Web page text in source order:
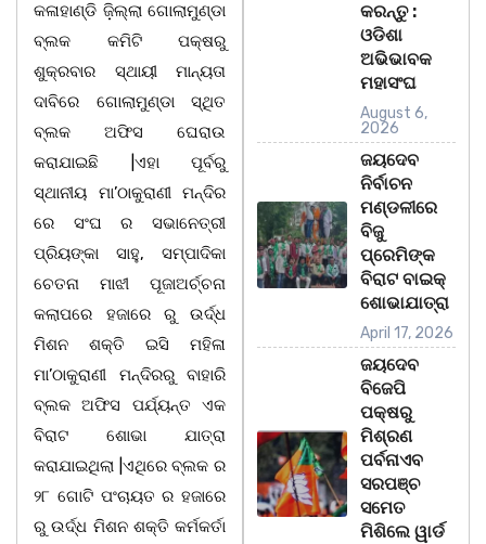
କଳାହାଣ୍ଡି ଜ଼ିଲ୍ଲା ଗୋଲାମୁଣ୍ଡା
ବ୍ଲକ କମିଟି ପକ୍ଷରୁ
ଶୁକ୍ରବାର ସ୍ଥାୟୀ ମାନ୍ୟତା
ଦାବିରେ ଗୋଲାମୁଣ୍ଡା ସ୍ଥିତ
ବ୍ଲକ ଅଫିସ ଘେରାଉ
କରାଯାଇଛି |ଏହା ପୂର୍ବରୁ
ସ୍ଥାନୀୟ ମା’ଠାକୁରାଣୀ ମନ୍ଦିର
ରେ ସଂଘ ର ସଭାନେତ୍ରୀ
ପ୍ରିୟଙ୍କା ସାହୁ, ସମ୍ପାଦିକା
ଚେତନା ମାଝୀ ପୂଜାଅର୍ଚ୍ଚନା
କଲାପରେ ହଜାରେ ରୁ ଉର୍ଦ୍ଧ
ମିଶନ ଶକ୍ତି ଇସି ମହିଳା
ମା’ଠାକୁରାଣୀ ମନ୍ଦିରରୁ ବାହାରି
ବ୍ଲକ ଅଫିସ ପର୍ଯ୍ୟନ୍ତ ଏକ
ବିରାଟ ଶୋଭା ଯାତ୍ରା
କରାଯାଇଥିଲା |ଏଥିରେ ବ୍ଲକ ର
୨୮ ଗୋଟି ପଂଚାୟତ ର ହଜାରେ
ରୁ ଉର୍ଦ୍ଧ ମିଶନ ଶକ୍ତି କର୍ମକର୍ତା
କରନ୍ତୁ :
ଓଡିଶା
ଅଭିଭାବକ
ମହାସଂଘ
August 6,
2026
ଜୟଦେବ
ନିର୍ବାଚନ
ମଣ୍ଡଳୀରେ
ବିଜୁ
ପ୍ରେମିଙ୍କ
ବିରାଟ ବାଇକ୍
ଶୋଭାଯାତ୍ରା
April 17, 2026
ଜୟଦେବ
ବିଜେପି
ପକ୍ଷରୁ
ମିଶ୍ରଣ
ପର୍ବନାଏବ
ସରପଞ୍ଚ
ସମେତ
ମିଶିଲେ ୱାର୍ଡ